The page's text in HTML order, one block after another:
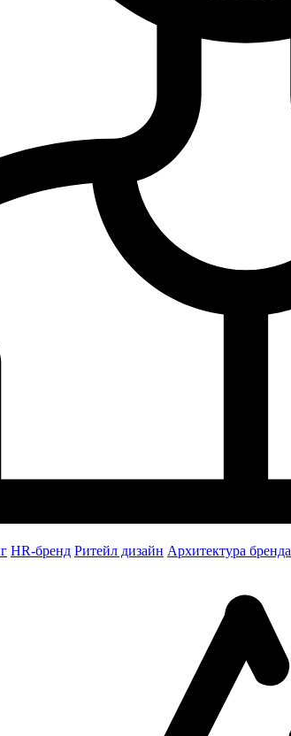
НR-бренд Ритейл дизайн Архитектура бренда